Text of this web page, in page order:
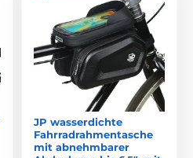
JP wasserdichte
Fahrradrahmentasche
mit abnehmbarer